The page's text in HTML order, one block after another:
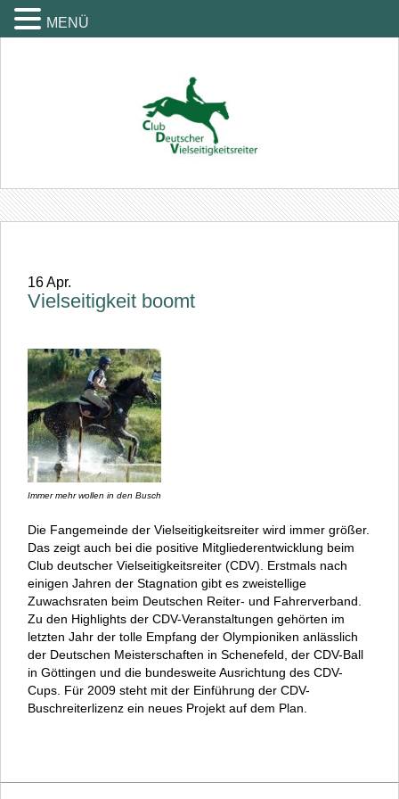
16Apr.
Vielseitigkeit boomt
Immer mehr wollen in den Busch
Die Fangemeinde der Vielseitigkeitsreiter wird immer größer.
Das zeigt auch bei die positive Mitgliederentwicklung beim
Club deutscher Vielseitigkeitsreiter (CDV). Erstmals nach
einigen Jahren der Stagnation gibt es zweistellige
Zuwachsraten beim Deutschen Reiter- und Fahrerverband.
Zu den Highlights der CDV-Veranstaltungen gehörten im
letzten Jahr der tolle Empfang der Olympioniken anlässlich
der Deutschen Meisterschaften in Schenefeld, der CDV-Ball
in Göttingen und die bundesweite Ausrichtung des CDV-
Cups. Für 2009 steht mit der Einführung der CDV-
Buschreiterlizenz ein neues Projekt auf dem Plan.
MENÜ